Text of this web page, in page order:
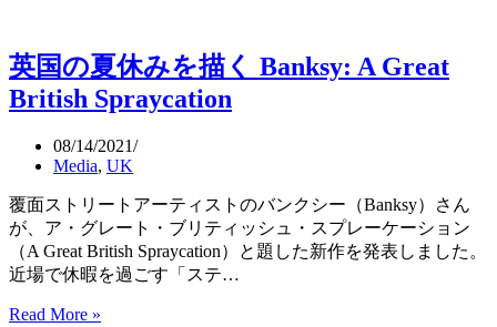
英国の夏休みを描く Banksy: A Great
British Spraycation
08/14/2021
Media, UK
覆面ストリートアーティストのバンクシー（Banksy）さん
が、ア・グレート・ブリティッシュ・スプレーケーション
（A Great British Spraycation）と題した新作を発表しました。
近場で休暇を過ごす「ステ…
Read More »